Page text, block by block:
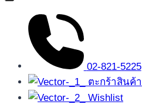
02-821-5225
ตะกร้าสินค้า
Wishlist